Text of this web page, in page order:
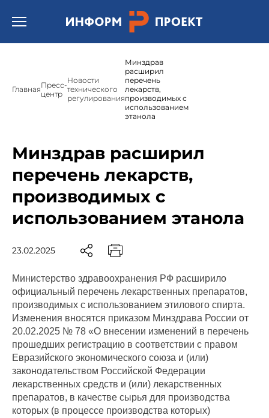
Открыть бургер меню.
ГлавнаяПресс-
центр
Новости
технического
регулирования
Минздрав
расширил
перечень
лекарств,
производимых с
использованием
этанола
Минздрав расширил
перечень лекарств,
производимых с
использованием этанола
23.02.2025
Министерство здравоохранения РФ расширило
официальный перечень лекарственных препаратов,
производимых с использованием этилового спирта.
Изменения вносятся приказом Минздрава России от
20.02.2025 № 78 «О внесении изменений в перечень
прошедших регистрацию в соответствии с правом
Евразийского экономического союза и (или)
законодательством Российской Федерации
лекарственных средств и (или) лекарственных
препаратов, в качестве сырья для производства
которых (в процессе производства которых)